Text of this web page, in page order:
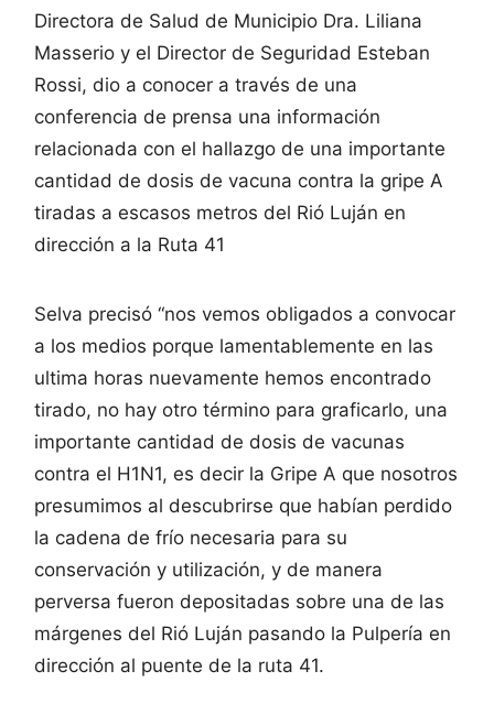
Directora de Salud de Municipio Dra. Liliana
Masserio y el Director de Seguridad Esteban
Rossi, dio a conocer a través de una
conferencia de prensa una información
relacionada con el hallazgo de una importante
cantidad de dosis de vacuna contra la gripe A
tiradas a escasos metros del Rió Luján en
dirección a la Ruta 41
Selva precisó “nos vemos obligados a convocar
a los medios porque lamentablemente en las
ultima horas nuevamente hemos encontrado
tirado, no hay otro término para graficarlo, una
importante cantidad de dosis de vacunas
contra el H1N1, es decir la Gripe A que nosotros
presumimos al descubrirse que habían perdido
la cadena de frío necesaria para su
conservación y utilización, y de manera
perversa fueron depositadas sobre una de las
márgenes del Rió Luján pasando la Pulpería en
dirección al puente de la ruta 41.